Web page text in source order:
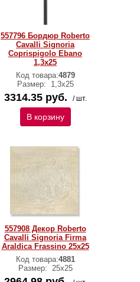
557796 Бордюр Roberto
Cavalli Signoria
Coprispigolo Ebano
1,3x25
Код товара:4879
Размер:
1,3x25
3314.35 руб. / шт.
В корзину
557908 Декор Roberto
Cavalli Signoria Firma
Araldica Frassino 25x25
Код товара:4881
Размер: 25x25